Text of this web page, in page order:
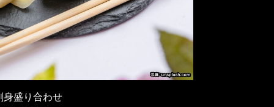
身盛り合わせ